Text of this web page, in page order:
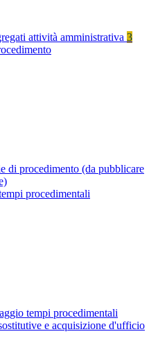
attività amministrativa 3
di procedimento (da pubblicare
procedimentali
tempi procedimentali
e acquisizione d'ufficio